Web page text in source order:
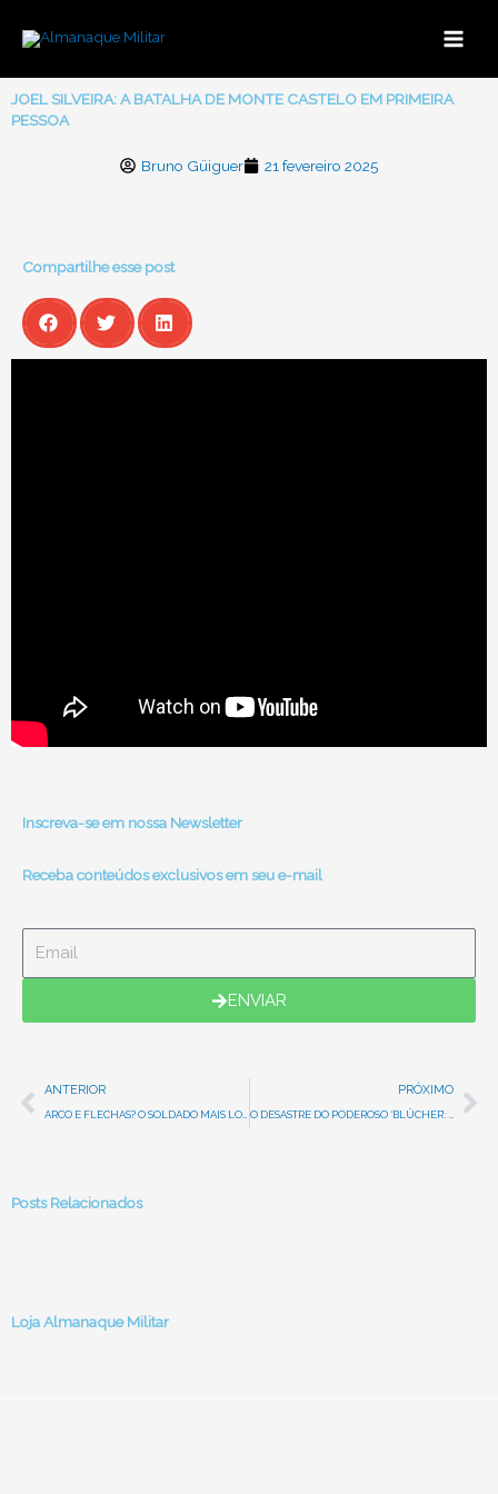
para
JOEL SILVEIRA: A BATALHA DE MONTE CASTELO EM PRIMEIRA
PESSOA
Bruno Güiguer 21 fevereiro 2025
Compartilhe esse post
Inscreva-se em nossa Newsletter
Receba conteúdos exclusivos em seu e-mail
ENVIAR
Prev
ANTERIOR PRÓXIMO
Posts Relacionados
Loja Almanaque Militar